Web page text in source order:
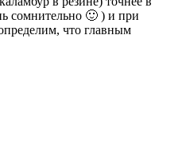
сомнительно 🙂 ) и при
что главным